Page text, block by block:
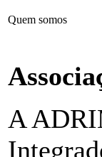
Quem somos
A